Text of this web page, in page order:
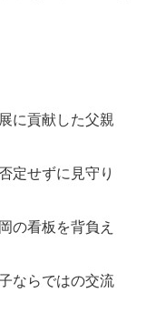
に貢献した父親
定せずに見守り
の看板を背負え
ならではの交流